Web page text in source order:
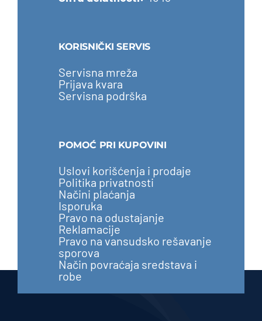
KORISNIČKI SERVIS
Servisna mreža
Prijava kvara
Servisna podrška
POMOĆ PRI KUPOVINI
Uslovi korišćenja i prodaje
Politika privatnosti
Načini plaćanja
Isporuka
Pravo na odustajanje
Reklamacije
Pravo na vansudsko rešavanje
sporova
Način povraćaja sredstava i
robe